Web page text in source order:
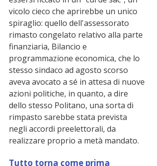
vicolo cieco che aprirebbe un unico
spiraglio: quello dell'assessorato
rimasto congelato relativo alla parte
finanziaria, Bilancio e
programmazione economica, che lo
stesso sindaco ad agosto scorso
aveva avocato a sé in attesa di nuove
azioni politiche, in quanto, a dire
dello stesso Politano, una sorta di
rimpasto sarebbe stata prevista
negli accordi preelettorali, da
realizzare proprio a metà mandato.
Tutto torna come prima